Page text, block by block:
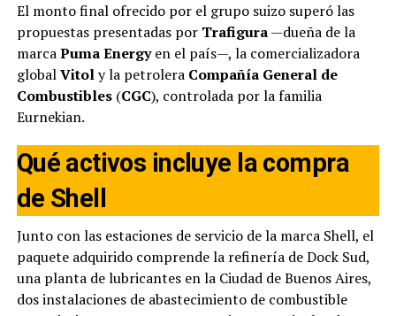
El monto final ofrecido por el grupo suizo superó las
propuestas presentadas por Trafigura—dueña de la
marcaPuma Energyen el país—, la comercializadora
globalVitoly la petrolera Compañía General de
Combustibles(CGC), controlada por la familia
Eurnekian.
Qué activos incluye la compra
de Shell
Junto con las estaciones de servicio de la marca Shell, el
paquete adquirido comprende la refinería de Dock Sud,
una planta de lubricantes en la Ciudad de Buenos Aires,
dos instalaciones de abastecimiento de combustible